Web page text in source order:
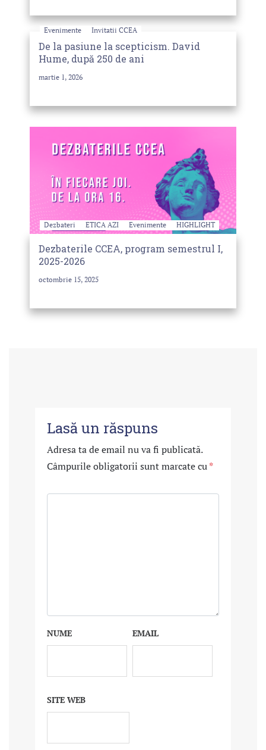
Evenimente Invitatii CCEA
De la pasiune la scepticism. David
Hume, după 250 de ani
martie 1, 2026
Dezbateri ETICA AZI Evenimente HIGHLIGHT
Dezbaterile CCEA, program semestrul I,
2025-2026
octombrie 15, 2025
Lasă un răspuns
Adresa ta de email nu va fi publicată.
Câmpurile obligatorii sunt marcate cu*
NUME EMAIL
SITE WEB